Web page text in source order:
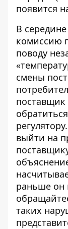
появится
В середине
комиссию
поводу
смены
поставщик
выйти на
раньше он
таких